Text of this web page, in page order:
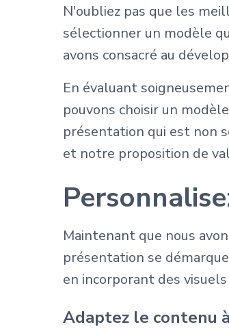
N'oubliez pas que les
sélectionner un modèle
avons consacré au
En évaluant
pouvons choisir un
présentation qui est non
et notre proposition de
Maintenant que nous
présentation se
en incorporant des
Adaptez le contenu